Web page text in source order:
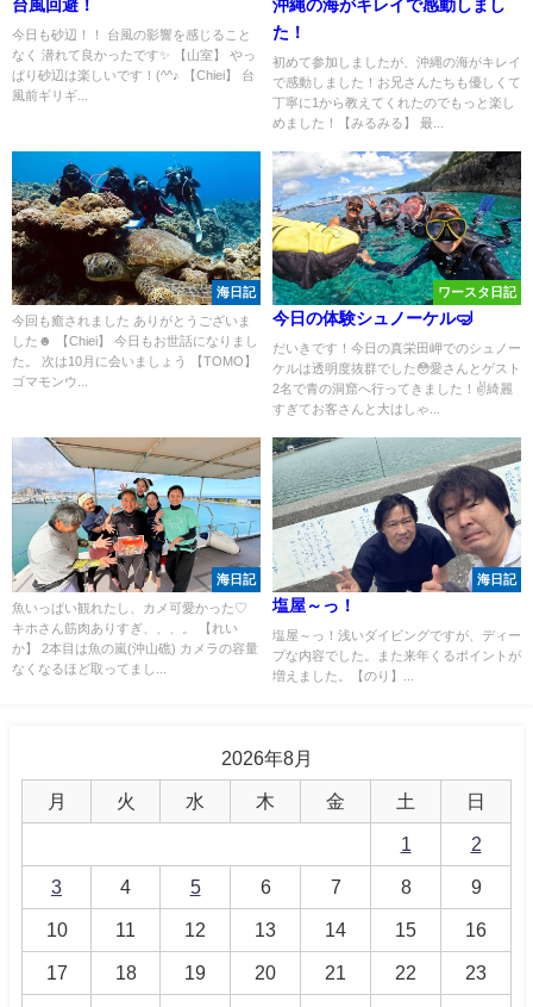
台風回避！
今日も砂辺！！ 台風の影響を感じること
なく 潜れて良かったです✨ 【山室】 やっ
ぱり砂辺は楽しいです！(^^♪ 【Chiei】 台
風前ギリギ...
沖縄の海がキレイで感動しまし
た！
初めて参加しましたが、沖縄の海がキレイ
で感動しました！お兄さんたちも優しくて
丁寧に1から教えてくれたのでもっと楽し
めました！【みるみる】 最...
海日記
今回も癒されました ありがとうございま
した☻ 【Chiei】 今日もお世話になりまし
た。 次は10月に会いましょう 【TOMO】
ゴマモンウ...
ワースタ日記
今日の体験シュノーケル🤿
だいきです！今日の真栄田岬でのシュノー
ケルは透明度抜群でした😳愛さんとゲスト
2名で青の洞窟へ行ってきました！✌️綺麗
すぎてお客さんと大はしゃ...
海日記
魚いっぱい観れたし、カメ可愛かった♡
キホさん筋肉ありすぎ、、、。 【れい
か】 2本目は魚の嵐(沖山礁) カメラの容量
なくなるほど取ってまし...
海日記
塩屋～っ！
塩屋～っ！浅いダイビングですが、ディー
プな内容でした。また来年くるポイントが
増えました。【のり】...
2026年8月
月 火 水 木 金 土 日
1 2
3 4 5 6 7 8 9
10 11 12 13 14 15 16
17 18 19 20 21 22 23